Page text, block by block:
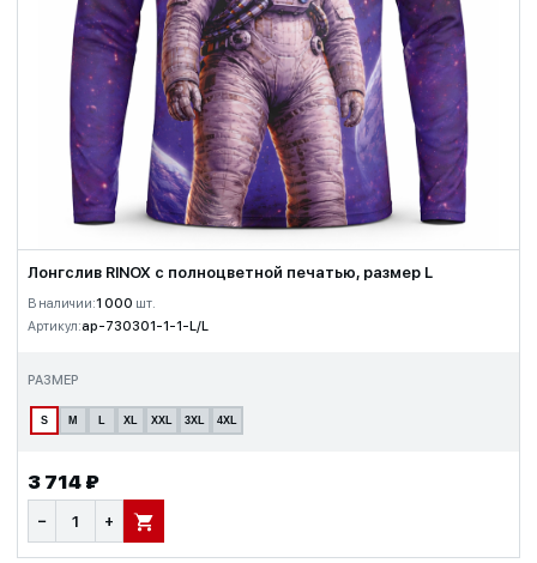
Лонгслив RINOX с полноцветной печатью, размер L
В наличии:1 000 шт.
Артикул:ap-730301-1-1-L/L
РАЗМЕР
S M L XL XXL 3XL 4XL
3 714 ₽
− + В КОРЗИНУ